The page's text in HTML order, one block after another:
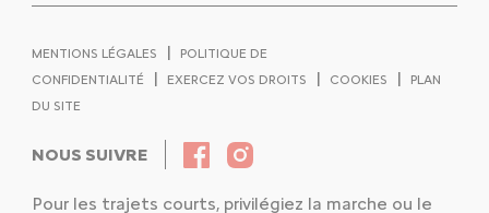
MENTIONS LÉGALES |
POLITIQUE DE
CONFIDENTIALITÉ
| EXERCEZ VOS DROITS | COOKIES |
PLAN
DU SITE
NOUS SUIVRE
Pour les trajets courts, privilégiez la marche ou le